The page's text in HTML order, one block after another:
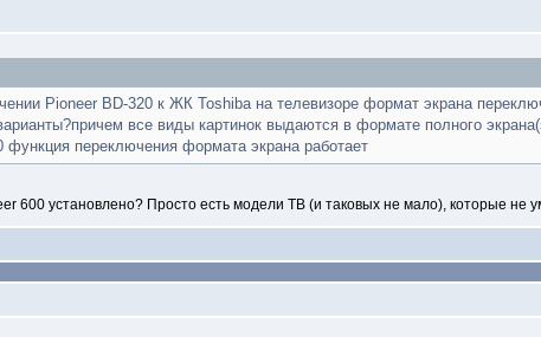
Pioneer BD-320 к ЖК Toshiba на телевизоре формат экрана
все виды картинок выдаются в формате полного
функция переключения формата экрана работает
600 установлено? Просто есть модели ТВ (и таковых не мало), которые не